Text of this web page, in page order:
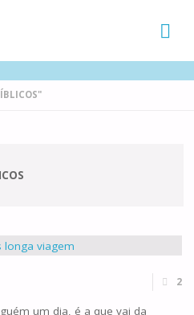
2
um dia, é a que vai da